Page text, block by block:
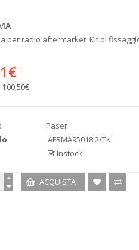
per radio aftermarket. Kit di
100,50€
Paser
AFRMA95018.2/TK
Instock